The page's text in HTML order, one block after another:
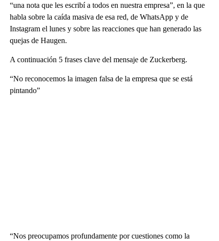
“una nota que les escribí a todos en nuestra empresa”, en la que
habla sobre la caída masiva de esa red, de WhatsApp y de
Instagram el lunes y sobre las reacciones que han generado las
quejas de Haugen.
A continuación 5 frases clave del mensaje de Zuckerberg.
“No reconocemos la imagen falsa de la empresa que se está
pintando”
“Nos preocupamos profundamente por cuestiones como la